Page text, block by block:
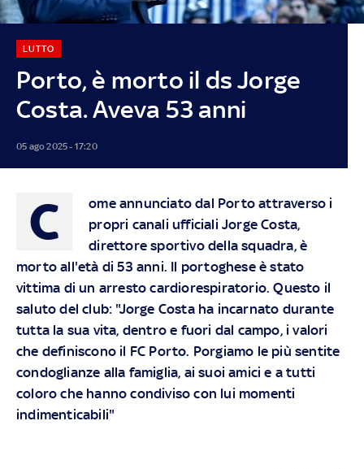
Porto, è morto il ds Jorge
Costa. Aveva 53 anni
LUTTO
05 ago 2025 - 17:20
C
ome annunciato dal Porto attraverso i
propri canali ufficiali Jorge Costa,
direttore sportivo della squadra, è
morto all'età di 53 anni. Il portoghese è stato
vittima di un arresto cardiorespiratorio. Questo il
saluto del club: "Jorge Costa ha incarnato durante
tutta la sua vita, dentro e fuori dal campo, i valori
che definiscono il FC Porto. Porgiamo le più sentite
condoglianze alla famiglia, ai suoi amici e a tutti
coloro che hanno condiviso con lui momenti
indimenticabili"